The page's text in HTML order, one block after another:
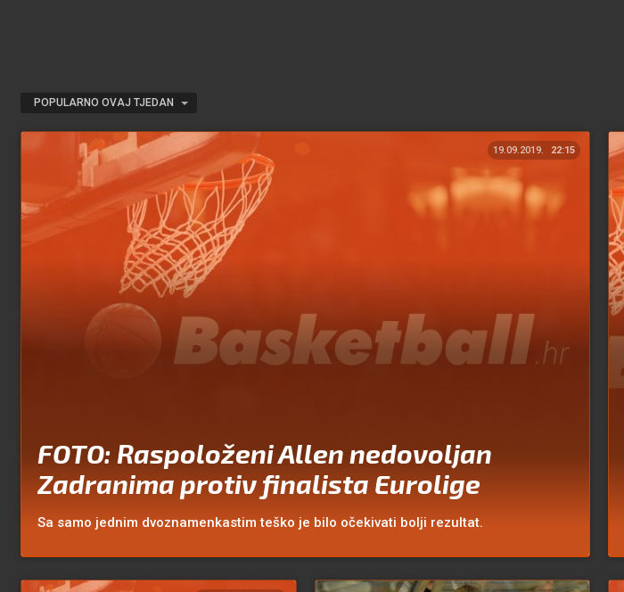
POPULARNO OVAJ TJEDAN
19.09.2019. 22:15
FOTO: Raspoloženi Allen nedovoljan
Zadranima protiv finalista Eurolige
Sa samo jednim dvoznamenkastim teško je bilo očekivati bolji rezultat.